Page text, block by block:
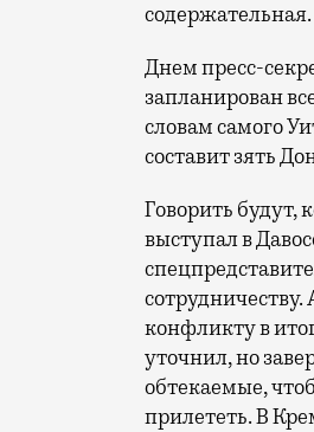
содержательная.
Днем пресс-
запланирован
словам самого
составит зять
Говорить будут,
выступал в
конфликту в
уточнил, но
обтекаемые,
прилететь. В